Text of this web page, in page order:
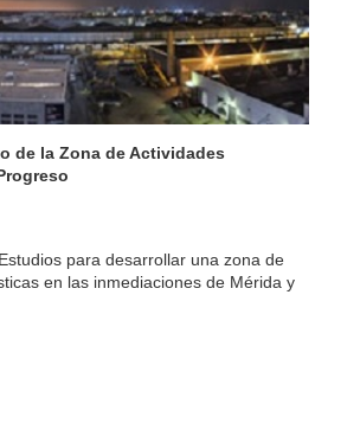
de la Zona de Actividades
para desarrollar una zona de
en las inmediaciones de Mérida y